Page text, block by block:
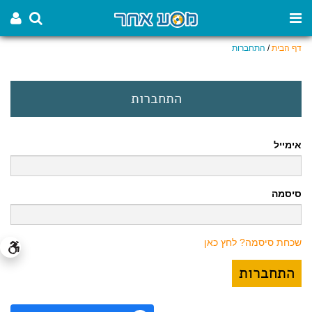
דף הבית/ התחברות
התחברות
אימייל
סיסמה
שכחת סיסמה? לחץ כאן